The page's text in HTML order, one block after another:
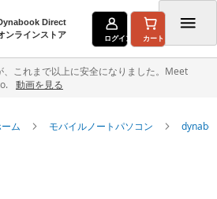
Direct
ンラインストア
ログイン カート
これまで以上に安全になりました。Meet
動画を見る
ム モバイルノートパソコン